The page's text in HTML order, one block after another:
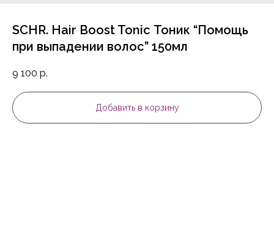
SCHR. Hair Boost Tonic Тоник “Помощь
при выпадении волос” 150мл
9 100 р.
Добавить в корзину